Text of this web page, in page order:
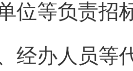
位等负责招
经办人员等